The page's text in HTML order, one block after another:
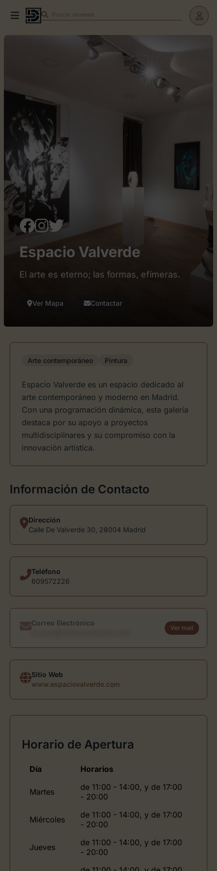
Buscar teatros
Espacio Valverde
El arte es eterno; las formas, efímeras.
Ver Mapa Contactar
Arte contemporáneo Pintura
Espacio Valverde es un espacio dedicado al
arte contemporáneo y moderno en Madrid.
Con una programación dinámica, esta galería
destaca por su apoyo a proyectos
multidisciplinares y su compromiso con la
innovación artística.
Información de Contacto
Dirección
Calle De Valverde 30, 28004 Madrid
Teléfono
609572226
Correo Electrónico
Ver mail
Sitio Web
www.espaciovalverde.com
Horario de Apertura
Día Horarios
Martes
de 11:00 - 14:00, y de 17:00
- 20:00
Miércoles
de 11:00 - 14:00, y de 17:00
- 20:00
Jueves
de 11:00 - 14:00, y de 17:00
- 20:00